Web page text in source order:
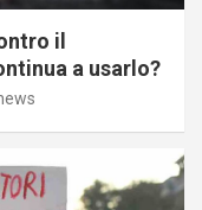
il
a usarlo?